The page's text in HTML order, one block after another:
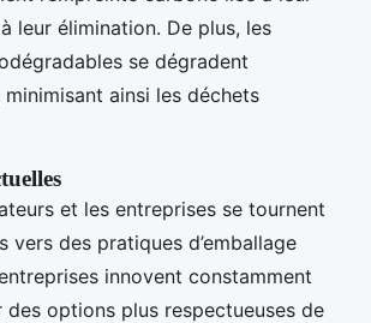
leur élimination. De plus, les
se dégradent
ainsi les déchets
et les entreprises se tournent
vers des pratiques d’emballage
innovent constamment
options plus respectueuses de